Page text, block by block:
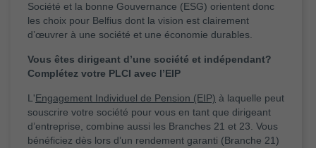
Société et la bonne Gouvernance (ESG) orientent donc
les choix pour Belfius dont la vision est clairement
d’œuvrer à une société et une économie durables.
Vous êtes dirigeant d’une société et indépendant?
Complétez votre PLCI avec l’EIP
L'Engagement Individuel de Pension (EIP) à laquelle peut
souscrire votre société pour vous en tant que dirigeant
d’entreprise, combine aussi les Branches 21 et 23. Vous
bénéficiez dès lors d’un rendement garanti (Branche 21)